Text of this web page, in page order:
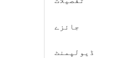
جائزے
ڈیولپمنٹ